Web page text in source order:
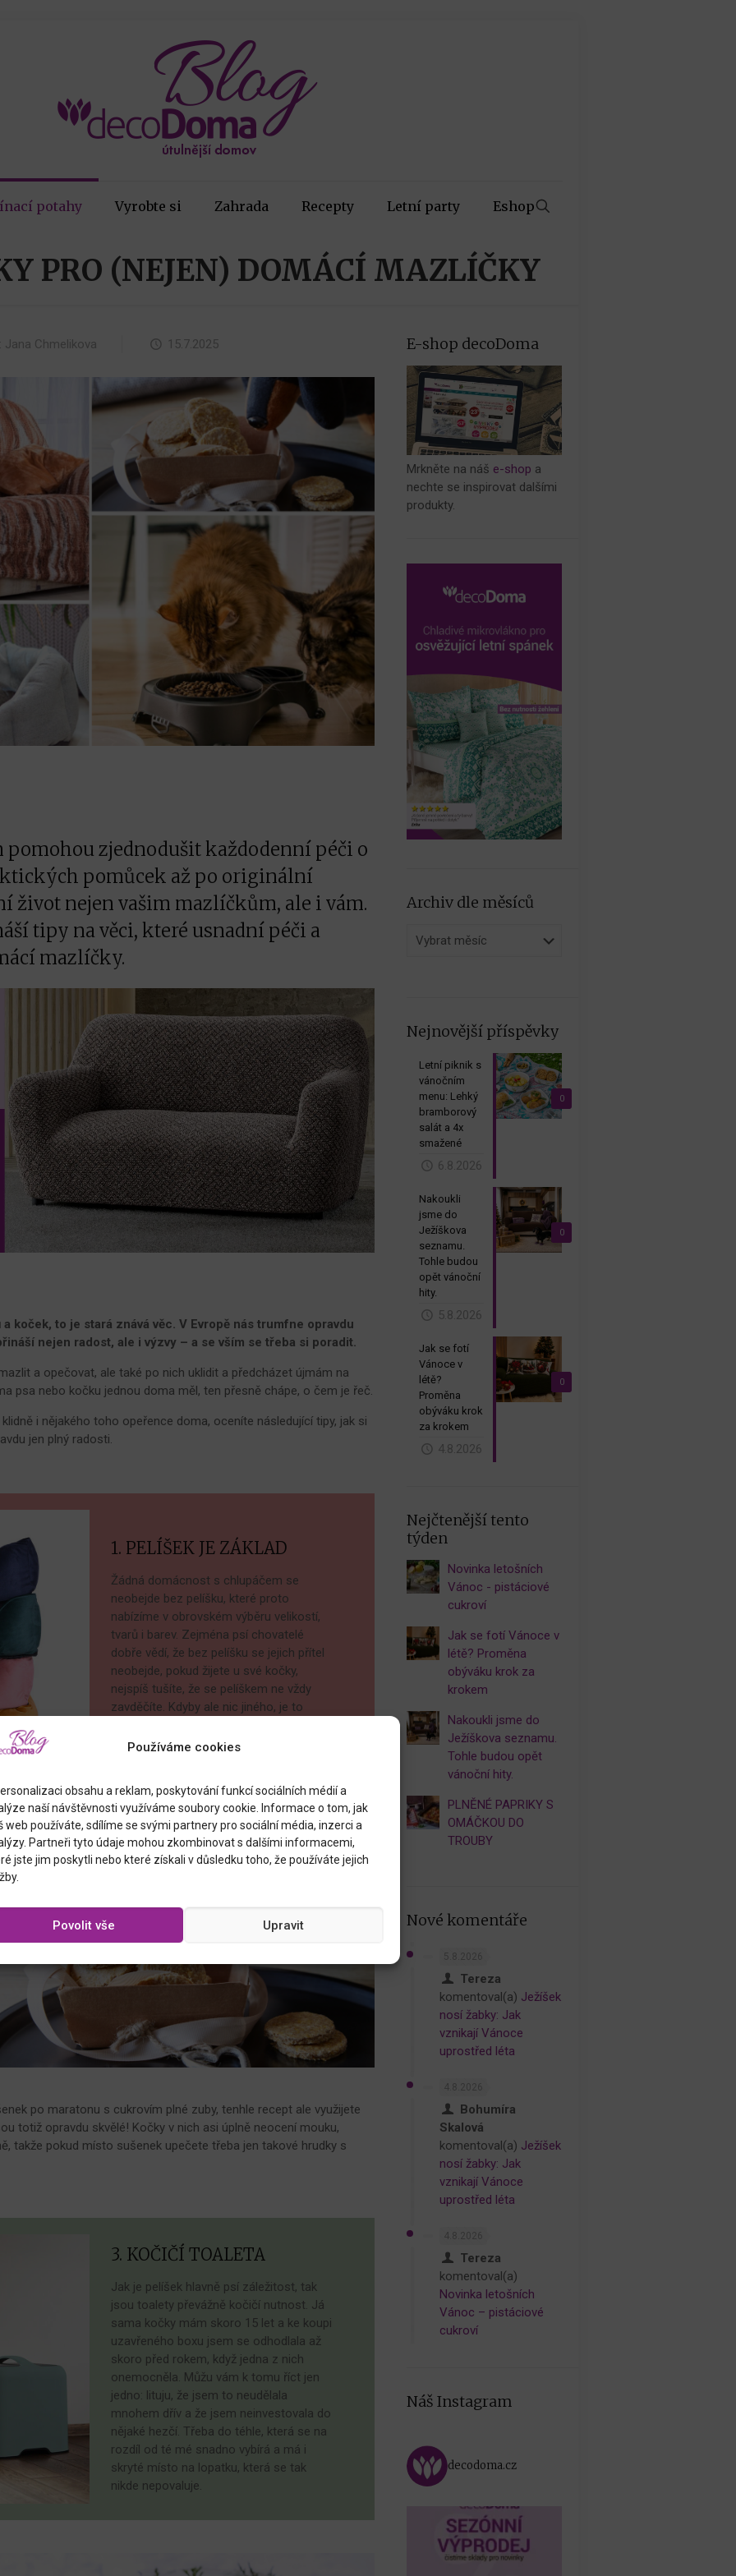
Používáme cookies
obsahu a reklam, poskytování funkcí sociálních médií a
naší návštěvnosti využíváme soubory cookie. Informace o tom, jak
web používáte, sdílíme se svými partnery pro sociální média, inzerci a
Partneři tyto údaje mohou zkombinovat s dalšími informacemi,
jste jim poskytli nebo které získali v důsledku toho, že používáte jejich
Povolit vše Upravit
potahy Vyrobte si Zahrada Recepty Letní party Eshop
PRO (NEJEN) DOMÁCÍ MAZLÍČKY
Jana Chmelikova 15.7.2025
pomohou zjednodušit každodenní péči o
pomůcek až po originální
život nejen vašim mazlíčkům, ale i vám.
tipy na věci, které usnadní péči a
mazlíčky.
koček, to je stará znává věc. V Evropě nás trumfne opravdu
nejen radost, ale i výzvy – a se vším se třeba si poradit.
a opečovat, ale také po nich uklidit a předcházet újmám na
psa nebo kočku jednou doma měl, ten přesně chápe, o čem je řeč.
i nějakého toho opeřence doma, oceníte následující tipy, jak si
jen plný radosti.
1. PELÍŠEK JE ZÁKLAD
Žádná domácnost s chlupáčem se
neobejde bez pelíšku, které proto
nabízíme v obrovském výběru velikostí,
tvarů i barev. Zejména psí chovatelé
dobře vědí, že bez pelíšku se jejich přítel
neobejde, pokud žijete u své kočky,
nejspíš tušíte, že se pelíškem ne vždy
zavděčíte. Kdyby ale nic jiného, je to
hračky.
po maratonu s cukrovím plné zuby, tenhle recept ale využijete
totiž opravdu skvělé! Kočky v nich asi úplně neocení mouku,
takže pokud místo sušenek upečete třeba jen takové hrudky s
3. KOČIČÍ TOALETA
Jak je pelíšek hlavně psí záležitost, tak
jsou toalety převážně kočičí nutnost. Já
sama kočky mám skoro 15 let a ke koupi
uzavřeného boxu jsem se odhodlala až
skoro před rokem, když jedna z nich
onemocněla. Můžu vám k tomu říct jen
jedno: lituju, že jsem to neudělala
mnohem dřív a že jsem neinvestovala do
nějaké hezčí. Třeba do téhle, která se na
rozdíl od té mé snadno vybírá a má i
skryté místo na lopatku, která se tak
nikde nepovaluje.
E-shop decoDoma
Mrkněte na náš e-shop a
nechte se inspirovat dalšími
produkty.
Archiv dle měsíců
Archiv
Nejnovější příspěvky
0
Letní piknik s
vánočním
menu: Lehký
bramborový
salát a 4x
smažené
6.8.2026
0
Nakoukli
jsme do
Ježíškova
seznamu.
Tohle budou
opět vánoční
hity.
5.8.2026
0
Jak se fotí
Vánoce v
létě?
Proměna
obýváku krok
za krokem
4.8.2026
Nejčtenější tento
týden
Novinka letošních
Vánoc - pistáciové
cukroví
Jak se fotí Vánoce v
létě? Proměna
obýváku krok za
krokem
Nakoukli jsme do
Ježíškova seznamu.
Tohle budou opět
vánoční hity.
PLNĚNÉ PAPRIKY S
OMÁČKOU DO
TROUBY
Nové komentáře
Tereza
komentoval(a) Ježíšek
nosí žabky: Jak
vznikají Vánoce
uprostřed léta
Bohumíra
Skalová
komentoval(a) Ježíšek
nosí žabky: Jak
vznikají Vánoce
uprostřed léta
Tereza
komentoval(a)
Novinka letošních
Vánoc – pistáciové
cukroví
Náš Instagram
decodoma.cz